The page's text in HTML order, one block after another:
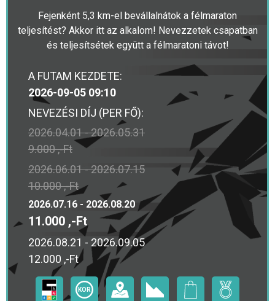
Fejenként 5,3 km-el bevállalnátok a félmaraton
teljesítést? Akkor itt az alkalom! Nevezzetek csapatban
és teljesítsétek együtt a félmaratoni távot!
A FUTAM KEZDETE:
2026-09-05 09:10
NEVEZÉSI DÍJ (PER FŐ):
2026.04.01 - 2026.05.31
9.000 ,-Ft
2026.06.01 - 2026.07.15
10.000 ,-Ft
2026.07.16 - 2026.08.20
11.000 ,-Ft
2026.08.21 - 2026.09.05
12.000 ,-Ft
KOR